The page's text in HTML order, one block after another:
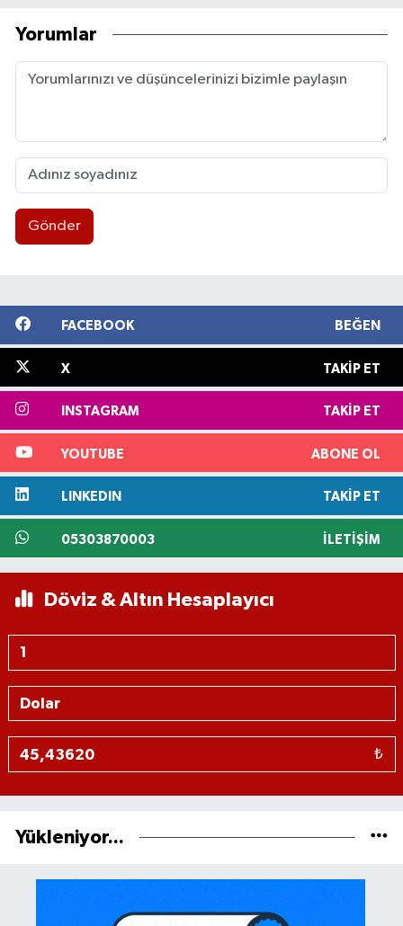
Yorumlar
Gönder
FACEBOOK BEĞEN
X TAKIP ET
INSTAGRAM TAKIP ET
YOUTUBE ABONE OL
LINKEDIN TAKIP ET
05303870003 İLETIŞIM
Döviz & Altın Hesaplayıcı
₺
Yükleniyor...